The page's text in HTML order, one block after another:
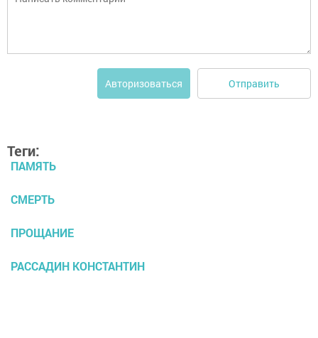
Авторизоваться Отправить
Теги:
ПАМЯТЬ
СМЕРТЬ
ПРОЩАНИЕ
РАССАДИН КОНСТАНТИН